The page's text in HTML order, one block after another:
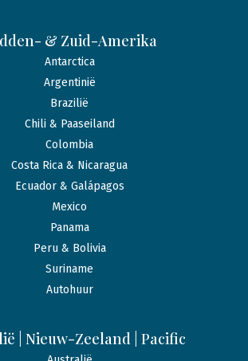
& Zuid-Amerika
Antarctica
Argentinië
Brazilië
Chili & Paaseiland
Colombia
Costa Rica & Nicaragua
Ecuador & Galápagos
Mexico
Panama
Peru & Bolivia
Suriname
Autohuur
| Nieuw-Zeeland | Pacific